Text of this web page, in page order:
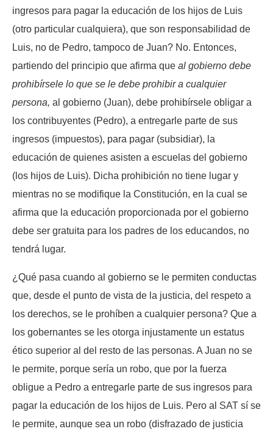
ingresos para pagar la educación de los hijos de Luis
(otro particular cualquiera), que son responsabilidad de
Luis, no de Pedro, tampoco de Juan? No. Entonces,
partiendo del principio que afirma que al gobierno debe
prohibírsele lo que se le debe prohibir a cualquier
persona, al gobierno (Juan), debe prohibírsele obligar a
los contribuyentes (Pedro), a entregarle parte de sus
ingresos (impuestos), para pagar (subsidiar), la
educación de quienes asisten a escuelas del gobierno
(los hijos de Luis). Dicha prohibición no tiene lugar y
mientras no se modifique la Constitución, en la cual se
afirma que la educación proporcionada por el gobierno
debe ser gratuita para los padres de los educandos, no
tendrá lugar.
¿Qué pasa cuando al gobierno se le permiten conductas
que, desde el punto de vista de la justicia, del respeto a
los derechos, se le prohíben a cualquier persona? Que a
los gobernantes se les otorga injustamente un estatus
ético superior al del resto de las personas. A Juan no se
le permite, porque sería un robo, que por la fuerza
obligue a Pedro a entregarle parte de sus ingresos para
pagar la educación de los hijos de Luis. Pero al SAT sí se
le permite, aunque sea un robo (disfrazado de justicia